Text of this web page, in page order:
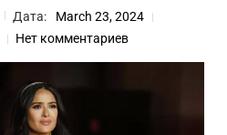
Дата:
March 23, 2024
Нет комментариев